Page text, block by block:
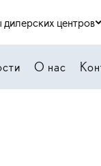
центров
О нас